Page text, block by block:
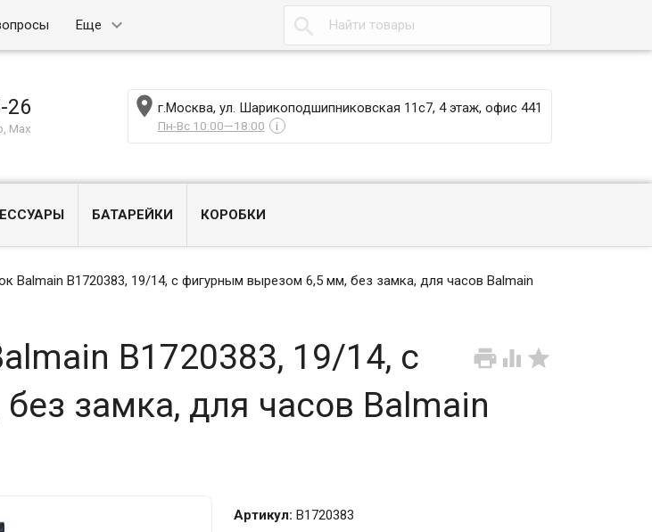
Еще 
26
Max
 г.Москва, ул. Шарикоподшипниковская 11с7, 4 этаж, офис 441
Пн-Вс 10:00—18:00 i
БАТАРЕЙКИ КОРОБКИ
Balmain B1720383, 19/14, с фигурным вырезом 6,5 мм, без замка, для часов Balmain
  
B1720383, 19/14, с
замка, для часов Balmain
Артикул: B1720383